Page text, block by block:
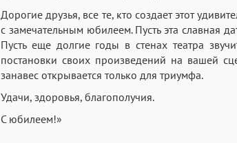
Дорогие друзья, все те, кто создает этот
с замечательным юбилеем. Пусть эта славная
Пусть еще долгие годы в стенах театра
постановки своих произведений на вашей
занавес открывается только для триумфа.
Удачи, здоровья, благополучия.
С юбилеем!»